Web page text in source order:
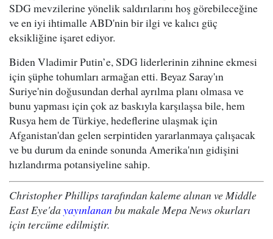
SDG mevzilerine yönelik saldırılarını hoş görebileceğine
ve en iyi ihtimalle ABD'nin bir ilgi ve kalıcı güç
eksikliğine işaret ediyor.
Biden Vladimir Putin’e, SDG liderlerinin zihnine ekmesi
için şüphe tohumları armağan etti. Beyaz Saray'ın
Suriye'nin doğusundan derhal ayrılma planı olmasa ve
bunu yapması için çok az baskıyla karşılaşsa bile, hem
Rusya hem de Türkiye, hedeflerine ulaşmak için
Afganistan'dan gelen serpintiden yararlanmaya çalışacak
ve bu durum da eninde sonunda Amerika'nın gidişini
hızlandırma potansiyeline sahip.
Christopher Phillips tarafından kaleme alınan ve Middle
East Eye'da yayınlanan bu makale Mepa News okurları
için tercüme edilmiştir.